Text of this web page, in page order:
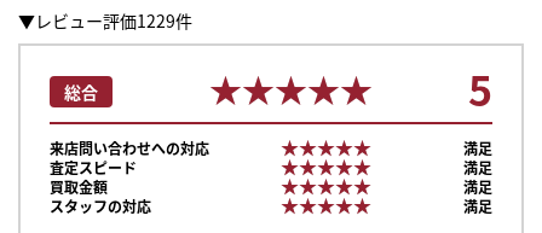
▼レビュー評価1229件
総合 ★★★★★
★★★★★ 5
来店問い合わせへの対応 ★★★★★
★★★★★
満足
査定スピード
★★★★★
★★★★★
満足
買取金額
★★★★★
★★★★★
満足
スタッフの対応
★★★★★
★★★★★ 満足